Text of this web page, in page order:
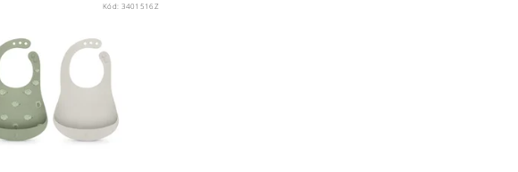
Kód: 3401516Z